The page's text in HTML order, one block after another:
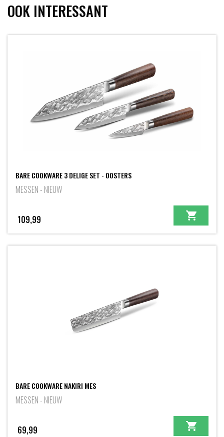
OOK INTERESSANT
BARE COOKWARE 3 DELIGE SET - OOSTERS
MESSEN - NIEUW
109,99
BARE COOKWARE NAKIRI MES
MESSEN - NIEUW
69,99